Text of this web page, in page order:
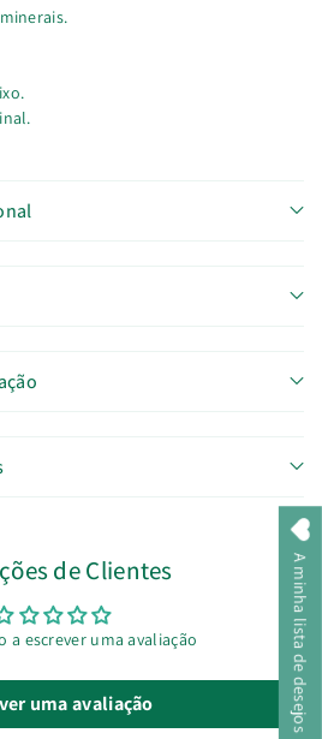
de Clientes
a escrever uma avaliação
uma avaliação A minha lista de desejos